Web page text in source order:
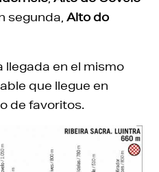
segunda, Alto do
llegada en el mismo
que llegue en
de favoritos.